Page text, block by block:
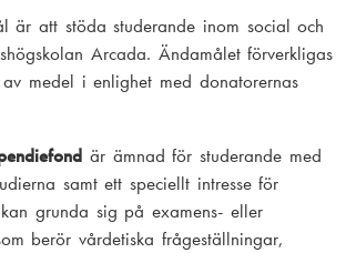
är att stöda studerande inom social och
Arcada. Ändamålet förverkligas
medel i enlighet med donatorernas
är ämnad för studerande med
samt ett speciellt intresse för
grunda sig på examens- eller
berör vårdetiska frågeställningar,